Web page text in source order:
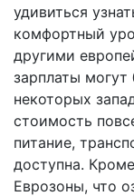
удивиться
комфортный
другими
зарплаты
некоторых
стоимость
питание,
доступна.
Еврозоны, что